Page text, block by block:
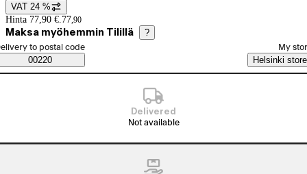
Price details
VAT 24 %
Hinta 77,90 €. 77,90
Maksa myöhemmin Tilillä ?
Saatavuustiedot
order method
to postal code
00220
My
Helsinki store
Delivered
Not available